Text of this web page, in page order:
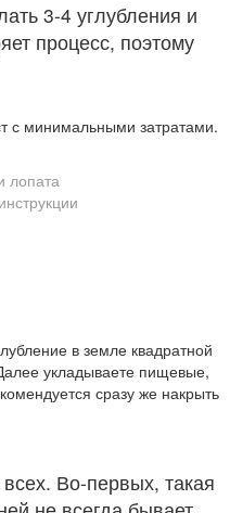
3-4 углубления и
процесс, поэтому
с минимальными затратами.
лопата
в земле квадратной
укладываете пищевые,
сразу же накрыть
Во-первых, такая